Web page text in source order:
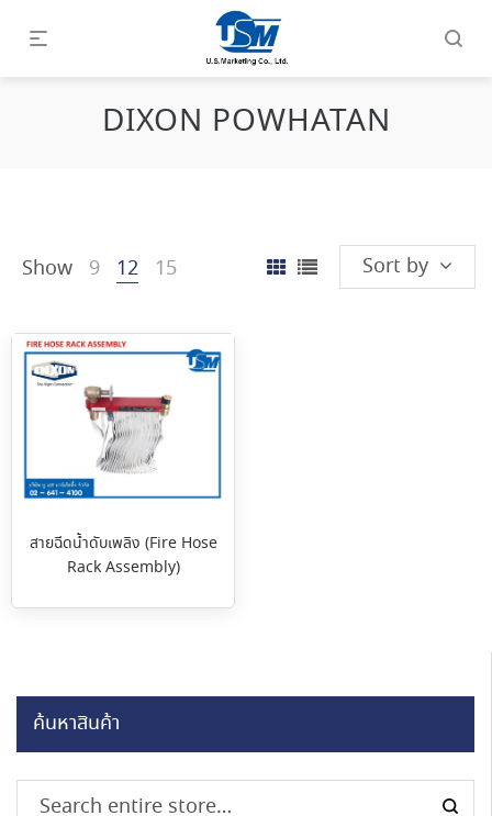
DIXON POWHATAN
Show 9 12 15 Sort by
สายฉีดน้ำดับเพลิง (Fire Hose
Rack Assembly)
ค้นหาสินค้า